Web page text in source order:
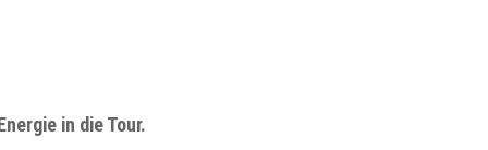
in die Tour.